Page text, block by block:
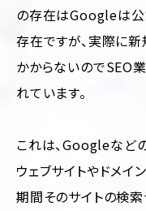
の存在はGoogleは公
存在ですが、実際に
かからないのでSEO
れています。
これは、Googleなど
ウェブサイトやドメ
期間そのサイトの検